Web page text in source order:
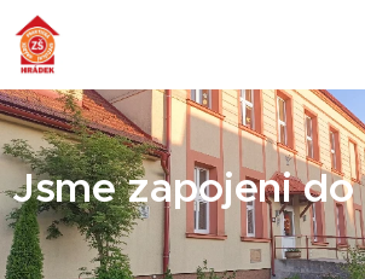
Jsme zapojeni